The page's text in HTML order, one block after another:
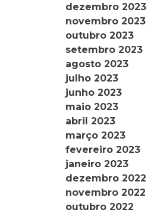
dezembro 2023
novembro 2023
outubro 2023
setembro 2023
agosto 2023
julho 2023
junho 2023
maio 2023
abril 2023
março 2023
fevereiro 2023
janeiro 2023
dezembro 2022
novembro 2022
outubro 2022